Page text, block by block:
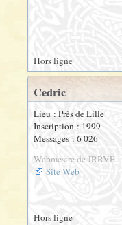
Hors ligne
Cedric
Lieu : Près de Lille
Inscription : 1999
Messages : 6 026
Webmestre de JRRVF
Site Web
Hors ligne